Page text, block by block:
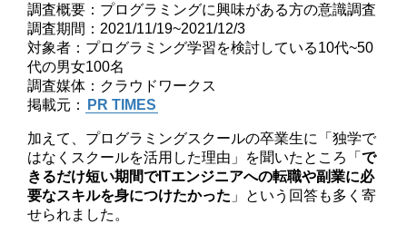
調査概要：プログラミングに興味がある方の意識調査
調査期間：2021/11/19~2021/12/3
対象者：プログラミング学習を検討している10代~50
代の男女100名
調査媒体：クラウドワークス
掲載元：
PR TIMES
加えて、プログラミングスクールの卒業生に「独学で
はなくスクールを活用した理由」を聞いたところ「で
きるだけ短い期間でITエンジニアへの転職や副業に必
要なスキルを身につけたかった 」という回答も多く寄
せられました。